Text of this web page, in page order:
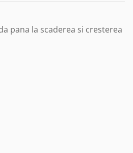
pana la scaderea si cresterea